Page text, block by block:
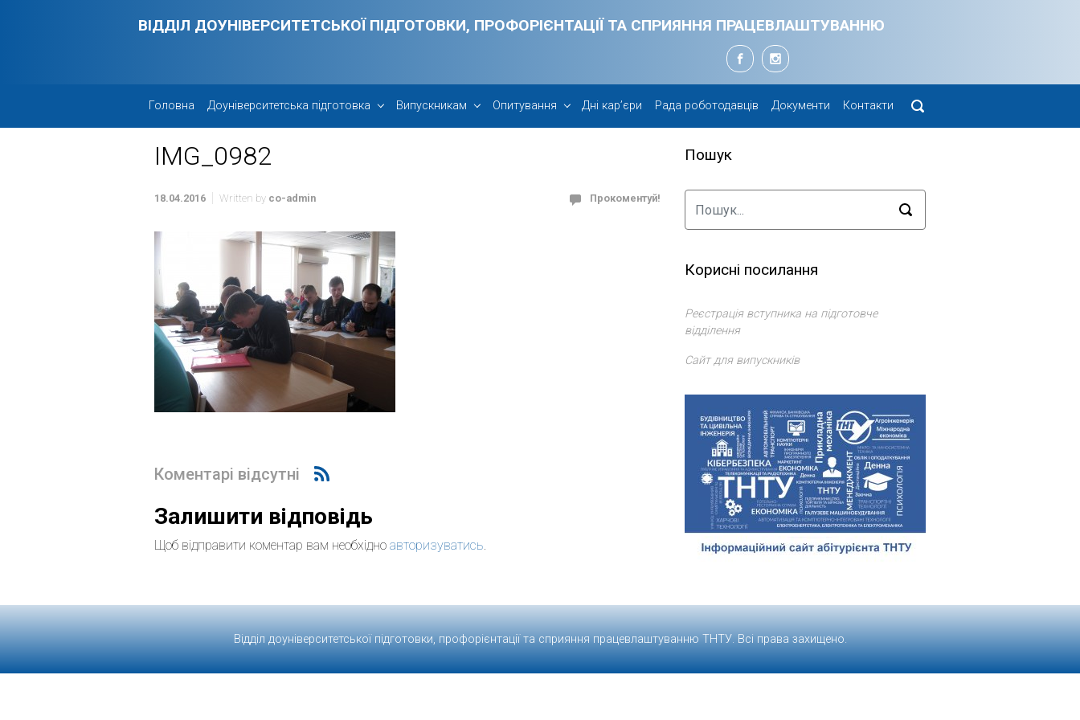
ВІДДІЛ ДОУНІВЕРСИТЕТСЬКОЇ ПІДГОТОВКИ, ПРОФОРІЄНТАЦІЇ ТА СПРИЯННЯ ПРАЦЕВЛАШТУВАННЮ
Головна Доуніверситетська підготовка Випускникам Опитування Дні кар’єри Рада роботодавців Документи Контакти
IMG_0982
18.04.2016 Written by co-admin Прокоментуй!
Коментарі відсутні
Залишити відповідь
Щоб відправити коментар вам необхідно авторизуватись.
Пошук
Корисні посилання
Реєстрація вступника на підготовче
відділення
Сайт для випускників
Відділ доуніверситетської підготовки, профорієнтації та сприяння працевлаштуванню ТНТУ. Всі права захищено.